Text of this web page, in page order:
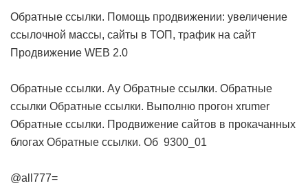
Обратные ссылки. Помощь продвижении: увеличение
ссылочной массы, сайты в ТОП, трафик на сайт
Продвижение WEB 2.0
Обратные ссылки. Ау Обратные ссылки. Обратные
ссылки Обратные ссылки. Выполню прогон xrumer
Обратные ссылки. Продвижение сайтов в прокачанных
блогах Обратные ссылки. Об 9300_01
@all777=